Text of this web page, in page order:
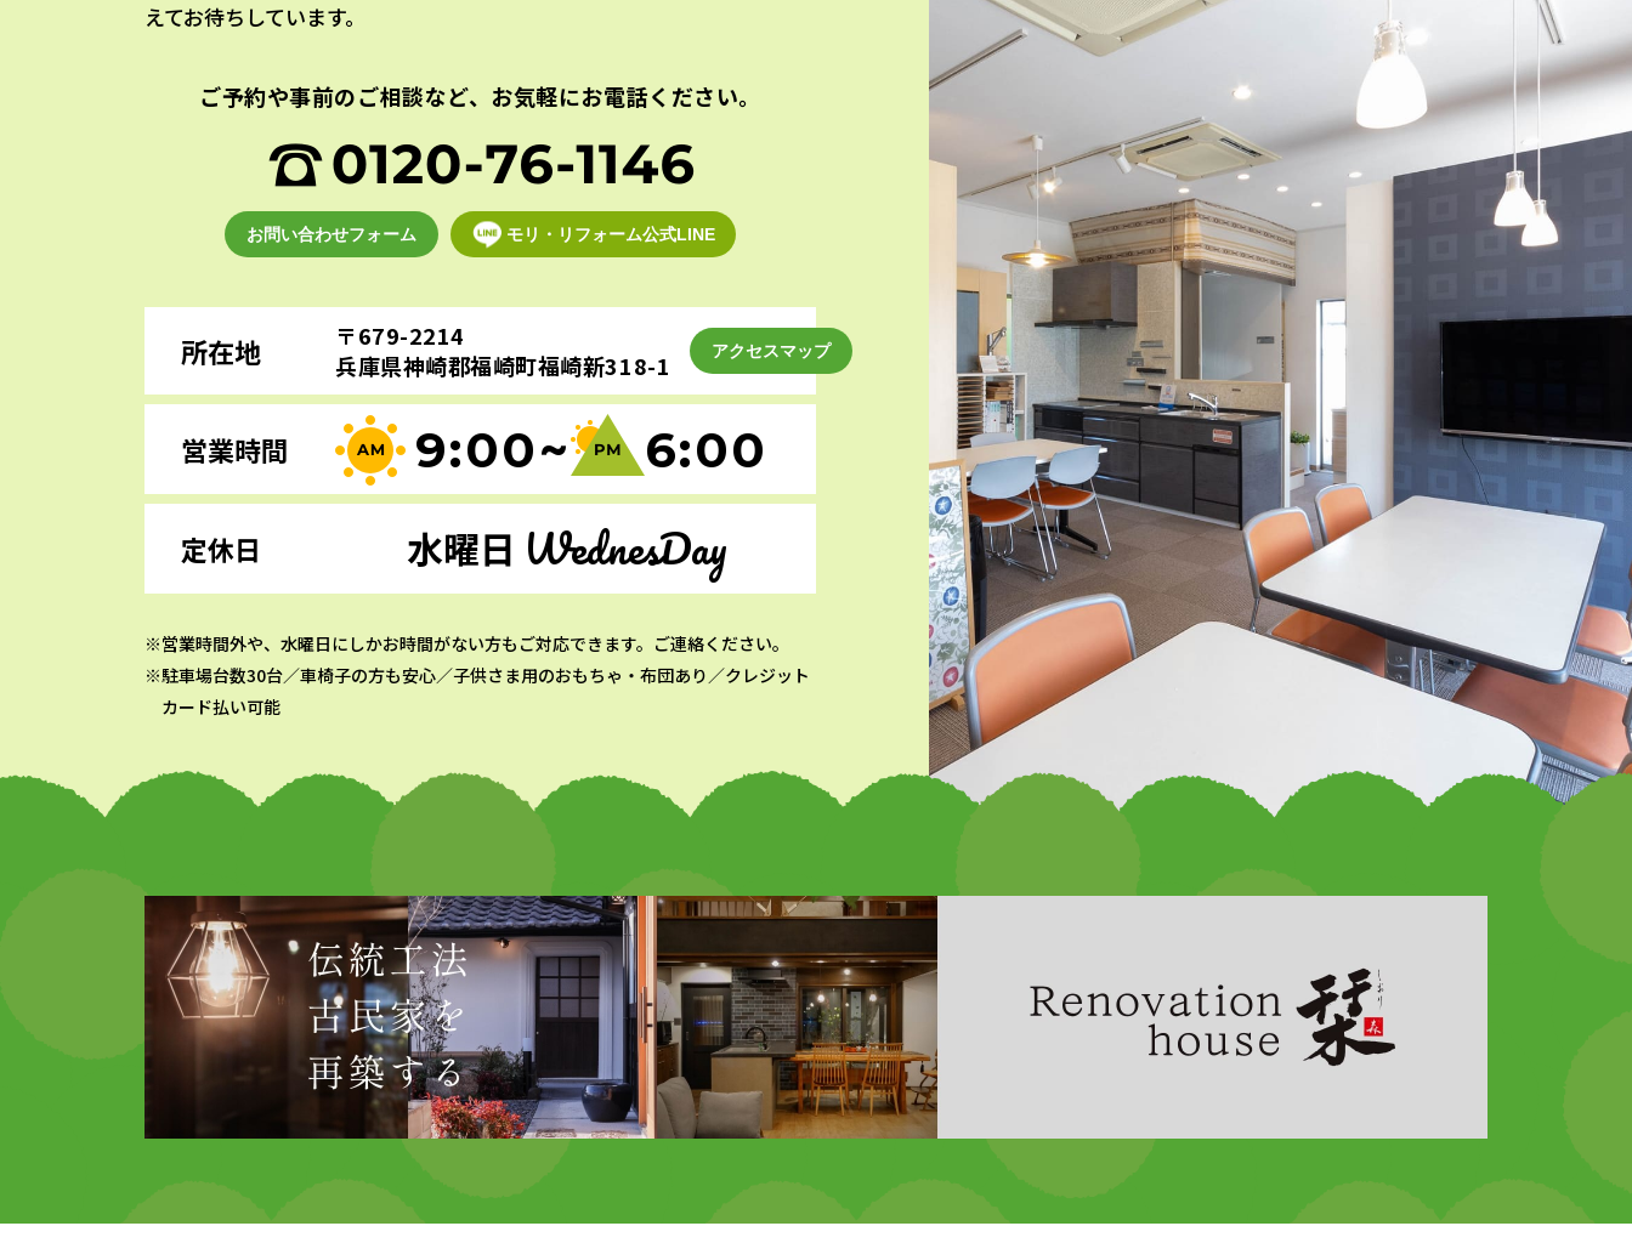
えてお待ちしています。
ご予約や事前のご相談など、 お気軽にお電話ください。
お問い合わせフォーム モリ・リフォーム公式LINE
所在地
〒679-2214
兵庫県神崎郡福崎町福崎新318-1
アクセスマップ
営業時間 9:00~ 6:00
定休日 水曜日 WednesDay
営業時間外や、水曜日にしかお時間がない方もご対応できます。ご連絡ください。
駐車場台数30台／車椅子の方も安心／子供さま用のおもちゃ・布団あり／クレジット
カード払い可能